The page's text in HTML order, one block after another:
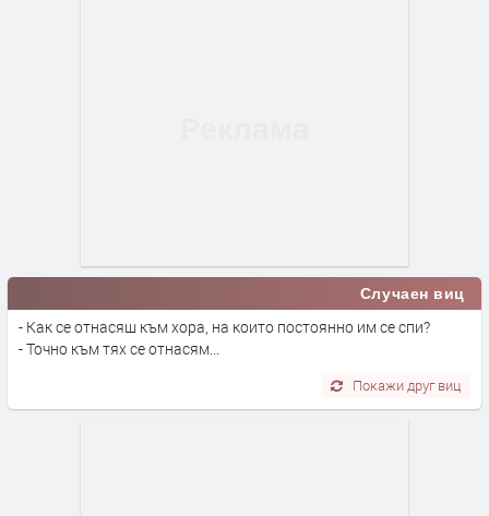
Случаен виц
- Как се отнасяш към хора, на които постоянно им се спи?
- Точно към тях се отнасям...
Покажи друг виц